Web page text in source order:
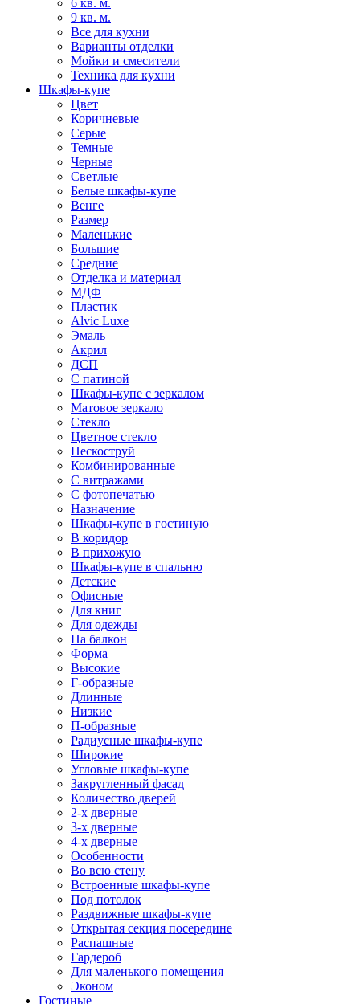
6 кв. м.
9 кв. м.
Все для кухни
Варианты отделки
Мойки и смесители
Техника для кухни
Шкафы-купе
Цвет
Коричневые
Серые
Темные
Черные
Светлые
Белые шкафы-купе
Венге
Размер
Маленькие
Большие
Средние
Отделка и материал
МДФ
Пластик
Alvic Luxe
Эмаль
Акрил
ДСП
С патиной
Шкафы-купе с зеркалом
Матовое зеркало
Стекло
Цветное стекло
Пескоструй
Комбинированные
С витражами
С фотопечатью
Назначение
Шкафы-купе в гостиную
В коридор
В прихожую
Шкафы-купе в спальню
Детские
Офисные
Для книг
Для одежды
На балкон
Форма
Высокие
Г-образные
Длинные
Низкие
П-образные
Радиусные шкафы-купе
Широкие
Угловые шкафы-купе
Закругленный фасад
Количество дверей
2-х дверные
3-х дверные
4-х дверные
Особенности
Во всю стену
Встроенные шкафы-купе
Под потолок
Раздвижные шкафы-купе
Открытая секция посередине
Распашные
Гардероб
Для маленького помещения
Эконом
Гостиные